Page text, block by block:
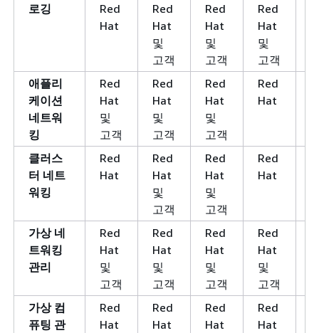
로깅
Red
Hat
Red
Hat
및
고객
Red
Hat
및
고객
Red
Hat
및
고객
애플리
케이션
네트워
킹
Red
Hat
및
고객
Red
Hat
및
고객
Red
Hat
및
고객
Red
Hat
클러스
터 네트
워킹
Red
Hat
Red
Hat
및
고객
Red
Hat
및
고객
Red
Hat
가상 네
트워킹
관리
Red
Hat
및
고객
Red
Hat
및
고객
Red
Hat
및
고객
Red
Hat
및
고객
가상 컴
퓨팅 관
Red
Hat
Red
Hat
Red
Hat
Red
Hat